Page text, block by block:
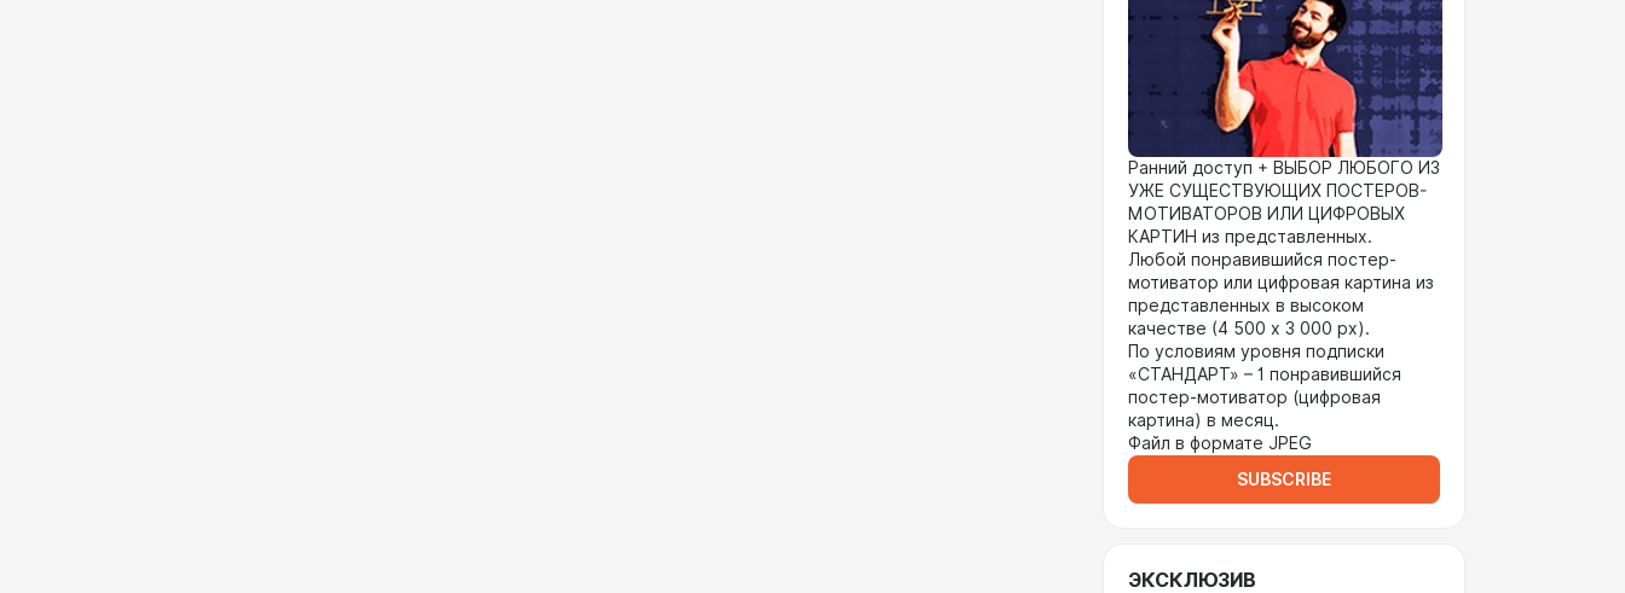
Ранний доступ + ВЫБОР ЛЮБОГО ИЗ
УЖЕ СУЩЕСТВУЮЩИХ ПОСТЕРОВ-
МОТИВАТОРОВ ИЛИ ЦИФРОВЫХ
КАРТИН из представленных.
Любой понравившийся постер-
мотиватор или цифровая картина из
представленных в высоком
качестве (4 500 х 3 000 px).
По условиям уровня подписки
«СТАНДАРТ» – 1 понравившийся
постер-мотиватор (цифровая
картина) в месяц.
Файл в формате JPEG
SUBSCRIBE
ЭКСКЛЮЗИВ